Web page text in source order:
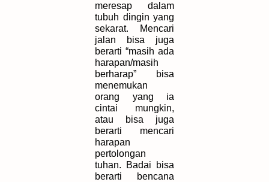
meresap dalam
tubuh dingin yang
sekarat. Mencari
jalan bisa juga
berarti “masih ada
harapan/masih
berharap” bisa
menemukan
orang yang ia
cintai mungkin,
atau bisa juga
berarti mencari
harapan
pertolongan
tuhan. Badai bisa
berarti bencana